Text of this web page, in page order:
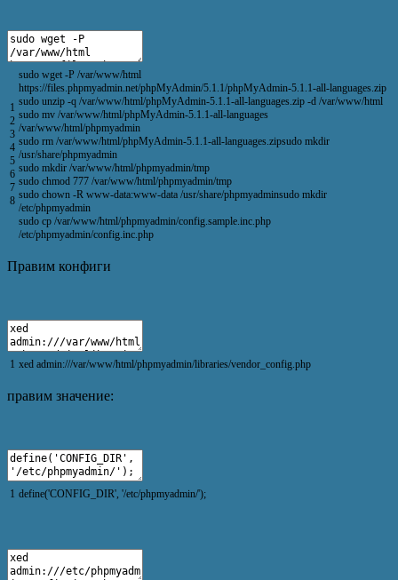
1
2
3
4
5
6
7
8
sudo wget -P /var/www/html
https://files.phpmyadmin.net/phpMyAdmin/5.1.1/phpMyAdmin-5.1.1-all-languages.zip
sudo unzip -q /var/www/html/phpMyAdmin-5.1.1-all-languages.zip -d /var/www/html
sudo mv /var/www/html/phpMyAdmin-5.1.1-all-languages
/var/www/html/phpmyadmin
sudo rm /var/www/html/phpMyAdmin-5.1.1-all-languages.zipsudo mkdir
/usr/share/phpmyadmin
sudo mkdir /var/www/html/phpmyadmin/tmp
sudo chmod 777 /var/www/html/phpmyadmin/tmp
sudo chown -R www-data:www-data /usr/share/phpmyadminsudo mkdir
/etc/phpmyadmin
sudo cp /var/www/html/phpmyadmin/config.sample.inc.php
/etc/phpmyadmin/config.inc.php
Правим конфиги
1 xed admin:///var/www/html/phpmyadmin/libraries/vendor_config.php
правим значение:
1 define('CONFIG_DIR', '/etc/phpmyadmin/');